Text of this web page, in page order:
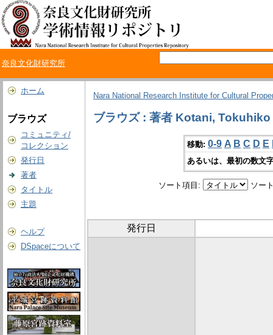
奈良文化財研究所
ホーム
ブラウズ
コミュニティ/
コレクション
発行日
著者
タイトル
主題
ヘルプ
DSpaceについて
Nara National Research Institute for Cultural
ブラウズ : 著者 Kotani, Tokuhiko
移動: 0-9 A B C D E
あるいは、最初の数文
ソート項目: ソー
発行日